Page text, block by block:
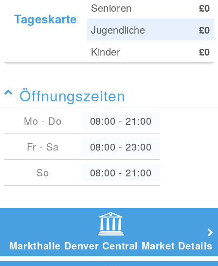
Tageskarte
Senioren
£0
Jugendliche
£0
Kinder
£0
Öffnungszeiten
Mo - Do 08:00 - 21:00
Fr - Sa
08:00 - 23:00
So
08:00 - 21:00
Markthalle Denver Central Market Details